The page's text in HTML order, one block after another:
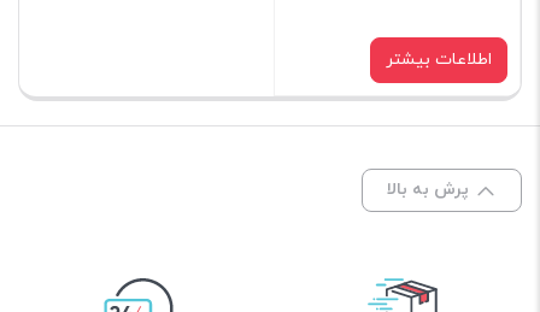
اطلاعات بیشتر
پرش به بالا